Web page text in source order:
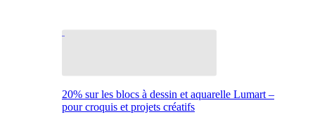
20% sur les blocs à dessin et aquarelle Lumart –
pour croquis et projets créatifs